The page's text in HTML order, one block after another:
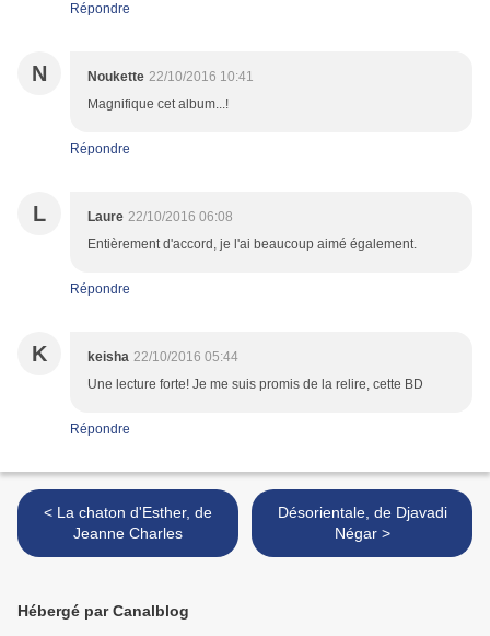
Répondre
N Noukette 22/10/2016 10:41
Magnifique cet album...!
Répondre
L Laure 22/10/2016 06:08
Entièrement d'accord, je l'ai beaucoup aimé également.
Répondre
K keisha 22/10/2016 05:44
Une lecture forte! Je me suis promis de la relire, cette BD
Répondre
< La chaton d'Esther, de
Jeanne Charles
Désorientale, de Djavadi
Négar >
Hébergé par Canalblog